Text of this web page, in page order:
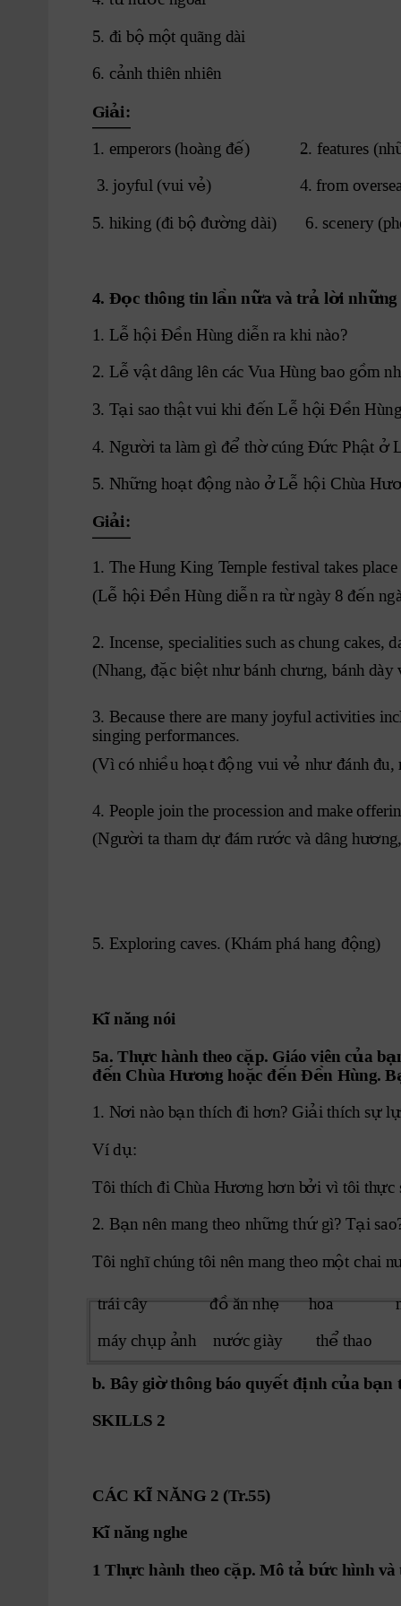
5. đi b m t quãng dài
ộ ộ
6. c nh thiên nhiên
ả
Gi i:
ả
1. emperors (hoàng đ )
ế
           2. features (nh
3. joyful (vui v )
ẻ
4. from
5. hiking (đi b đ ng dài)
ộ ườ
6. scenery
4. Đ c thông tin l n n a và tr l i nh ng
ọ ầ ữ ả ờ ữ
1. L h i Đ n Hùng di n ra khi nào?
ễ ộ ề ễ
2. L v t dâng lên các Vua Hùng bao g m nh
ễ ậ ồ
3. T i sao th t vui khi đ n L h i Đ n
ạ ậ ế ễ ộ ề
4. Ng i ta làm gì đ th cúng Đ c Ph t
ườ ể ờ ứ ậ ở
5. Nh ng ho t đ ng nào L h i Chùa H
ữ ạ ộ ở ễ ộ ươ
Gi i:
ả
1. The Hung King Temple festival takes
(L
h i Đ n Hùng di n ra t ngày 8 đ n
ễ ộ ề ễ ừ ế
2. Incense, specialities such as chung cakes,
(Nhang, đ
c bi t nh bánh ch ng, bánh dày
ặ ệ ư ư
3. Because there are many joyful activities
singing performances.
(Vì có nhi u ho t đ ng vui v nh đánh đu,
ề ạ ộ ẻ ư
4. People join the procession and make of
(Ng
i ta tham d đám r c và dâng h
ườ ự ướ ươ
5. Exploring caves. (Khám phá hang đ ng)
ộ
Kĩ năng nói
5a. Th c hành theo c p. Giáo viên c a b
ự ặ ủ ạ
đ n Chùa H ng ho c đ n Đ n Hùng. B
ế ươ ặ ế ề
1. N i nào b n thích đi h n? Gi i thích s l
ơ ạ ơ ả ự ự
Ví d :
ụ
Tôi thích đi Chùa H ng h n b i vì tôi th c
ươ ơ ở ự
2. B n nên mang theo nh ng th gì? T i
ạ ữ ứ ạ
Tôi nghĩ chúng tôi nên mang theo m t chai n
ộ
  trái cây               đ
ăn nh
ồ ẹ
hoa
  máy ch
p nh
ụ ả
   n
c giày
ướ
       th
thao
ể
b. Bây gi thông báo quy t đ nh c a b n
ờ ế ị ủ ạ
SKILLS 2
CÁC KĨ NĂNG 2 (Tr.55)
Kĩ năng nghe
1 Th c hành theo c p. Mô t b c hình và
ự ặ ả ứ